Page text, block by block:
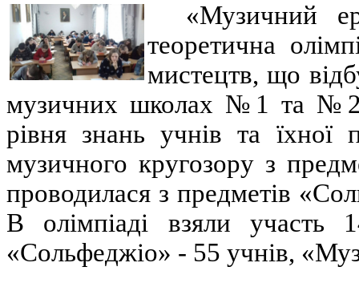
«Музичний
теоретична
мистецтв, що
музичних школах №1 та №2
рівня знань учнів та їхної
музичного кругозору з
проводилася з предметів
В олімпіаді взяли
«Сольфеджіо» - 55 учнів,